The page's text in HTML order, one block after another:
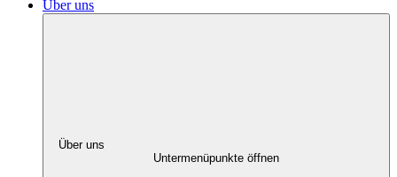
Über uns
Über uns
Untermenüpunkte öffnen